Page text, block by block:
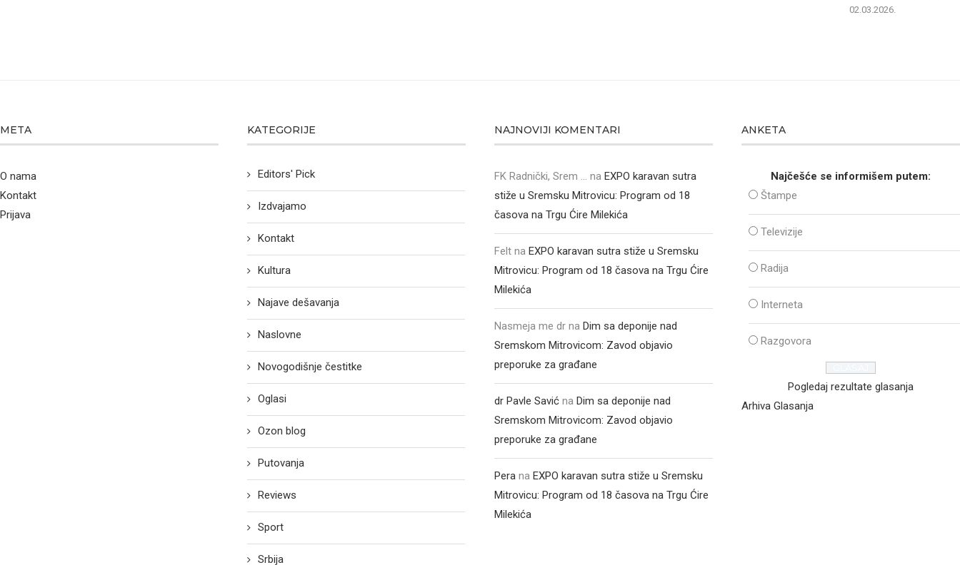
02.03.2026.
META
O nama
Kontakt
Prijava
KATEGORIJE
Editors' Pick
Izdvajamo
Kontakt
Kultura
Najave dešavanja
Naslovne
Novogodišnje čestitke
Oglasi
Ozon blog
Putovanja
Reviews
Sport
Srbija
NAJNOVIJI KOMENTARI
FK Radnički, Srem ... naEXPO karavan sutra
stiže u Sremsku Mitrovicu: Program od 18
časova na Trgu Ćire Milekića
Felt naEXPO karavan sutra stiže u Sremsku
Mitrovicu: Program od 18 časova na Trgu Ćire
Milekića
Nasmeja me dr naDim sa deponije nad
Sremskom Mitrovicom: Zavod objavio
preporuke za građane
dr Pavle Savić naDim sa deponije nad
Sremskom Mitrovicom: Zavod objavio
preporuke za građane
Pera naEXPO karavan sutra stiže u Sremsku
Mitrovicu: Program od 18 časova na Trgu Ćire
Milekića
ANKETA
Najčešće se informišem putem:
Štampe
Televizije
Radija
Interneta
Razgovora
Pogledaj rezultate glasanja
Arhiva Glasanja